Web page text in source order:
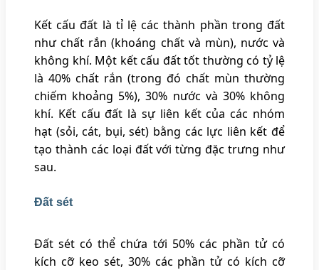
Kết cấu đất là tỉ lệ các thành phần trong đất
như chất rắn (khoáng chất và mùn), nước và
không khí. Một kết cấu đất tốt thường có tỷ lệ
là 40% chất rắn (trong đó chất mùn thường
chiếm khoảng 5%), 30% nước và 30% không
khí. Kết cấu đất là sự liên kết của các nhóm
hạt (sỏi, cát, bụi, sét) bằng các lực liên kết để
tạo thành các loại đất với từng đặc trưng như
sau.
Đất sét
Đất sét có thể chứa tới 50% các phần tử có
kích cỡ keo sét, 30% các phần tử có kích cỡ